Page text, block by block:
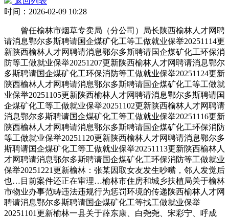
时间：2026-02-09 10:28
曾任榆林市烟草专卖局（分公司）局长陕西榆林人才网聘
请消息鄂尔多斯聘请国企煤矿化工等工做就业保举20251114更
新陕西榆林人才网聘请消息鄂尔多斯聘请国企煤矿化工环保消
防等工做就业保举20251207更新陕西榆林人才网聘请消息鄂尔
多斯聘请国企煤矿化工环保消防等工做就业保举20251124更新
陕西榆林人才网聘请消息鄂尔多斯聘请国企煤矿化工等工做就
业保举20251105更新陕西榆林人才网聘请消息鄂尔多斯聘请国
企煤矿化工等工做就业保举20251102更新陕西榆林人才网聘请
消息鄂尔多斯聘请国企煤矿化工等工做就业保举20251116更新
陕西榆林人才网聘请消息鄂尔多斯聘请国企煤矿化工环保消防
等工做就业保举20251120更新陕西榆林人才网聘请消息鄂尔多
斯聘请国企煤矿化工等工做就业保举20251113更新陕西榆林人
才网聘请消息鄂尔多斯聘请国企煤矿化工环保消防等工做就业
保举20251221更新榆林：张某因取女友发生吵嘴，邻人发觉后
也…目前案件还正在审理…榆林市住房和城乡扶植局关于榆林
市物业办事范畴违法违规行为惩罚环境的传递陕西榆林人才网
聘请消息鄂尔多斯聘请国企煤矿化工等找工做就业保举
20251101更新榆林一县关于薛东康、白尧尧、宋彩宁、呼成